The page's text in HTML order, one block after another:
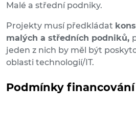
Malé a střední podniky.
Projekty musí předkládat
malých a středních podniků,
jeden z nich by měl být
oblasti technologií/IT.
Podmínky financování